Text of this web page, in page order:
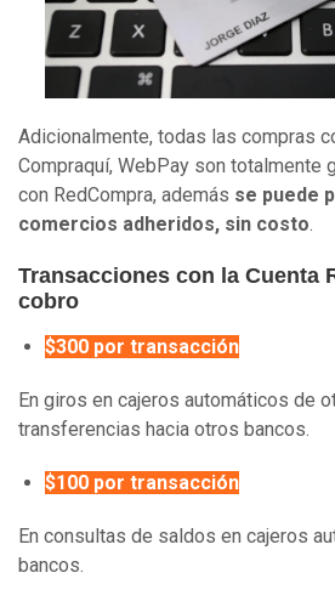
Adicionalmente, todas las compras
Compraquí, WebPay son totalmente
con RedCompra, además se puede
comercios adheridos, sin costo.
Transacciones con la Cuenta
cobro
$300 por transacción
En giros en cajeros automáticos de
transferencias hacia otros bancos.
$100 por transacción
En consultas de saldos en cajeros
bancos.